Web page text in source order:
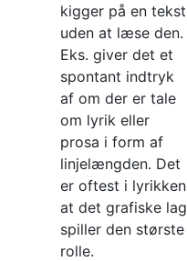
kigger på en tekst
uden at læse den.
Eks. giver det et
spontant indtryk
af om der er tale
om lyrik eller
prosa i form af
linjelængden. Det
er oftest i lyrikken
at det grafiske lag
spiller den største
rolle.